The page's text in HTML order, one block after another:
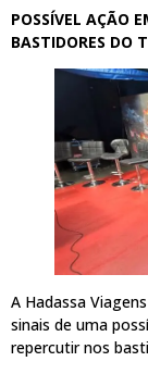
POSSÍVEL AÇÃO
BASTIDORES DO
A Hadassa
sinais de uma
repercutir nos